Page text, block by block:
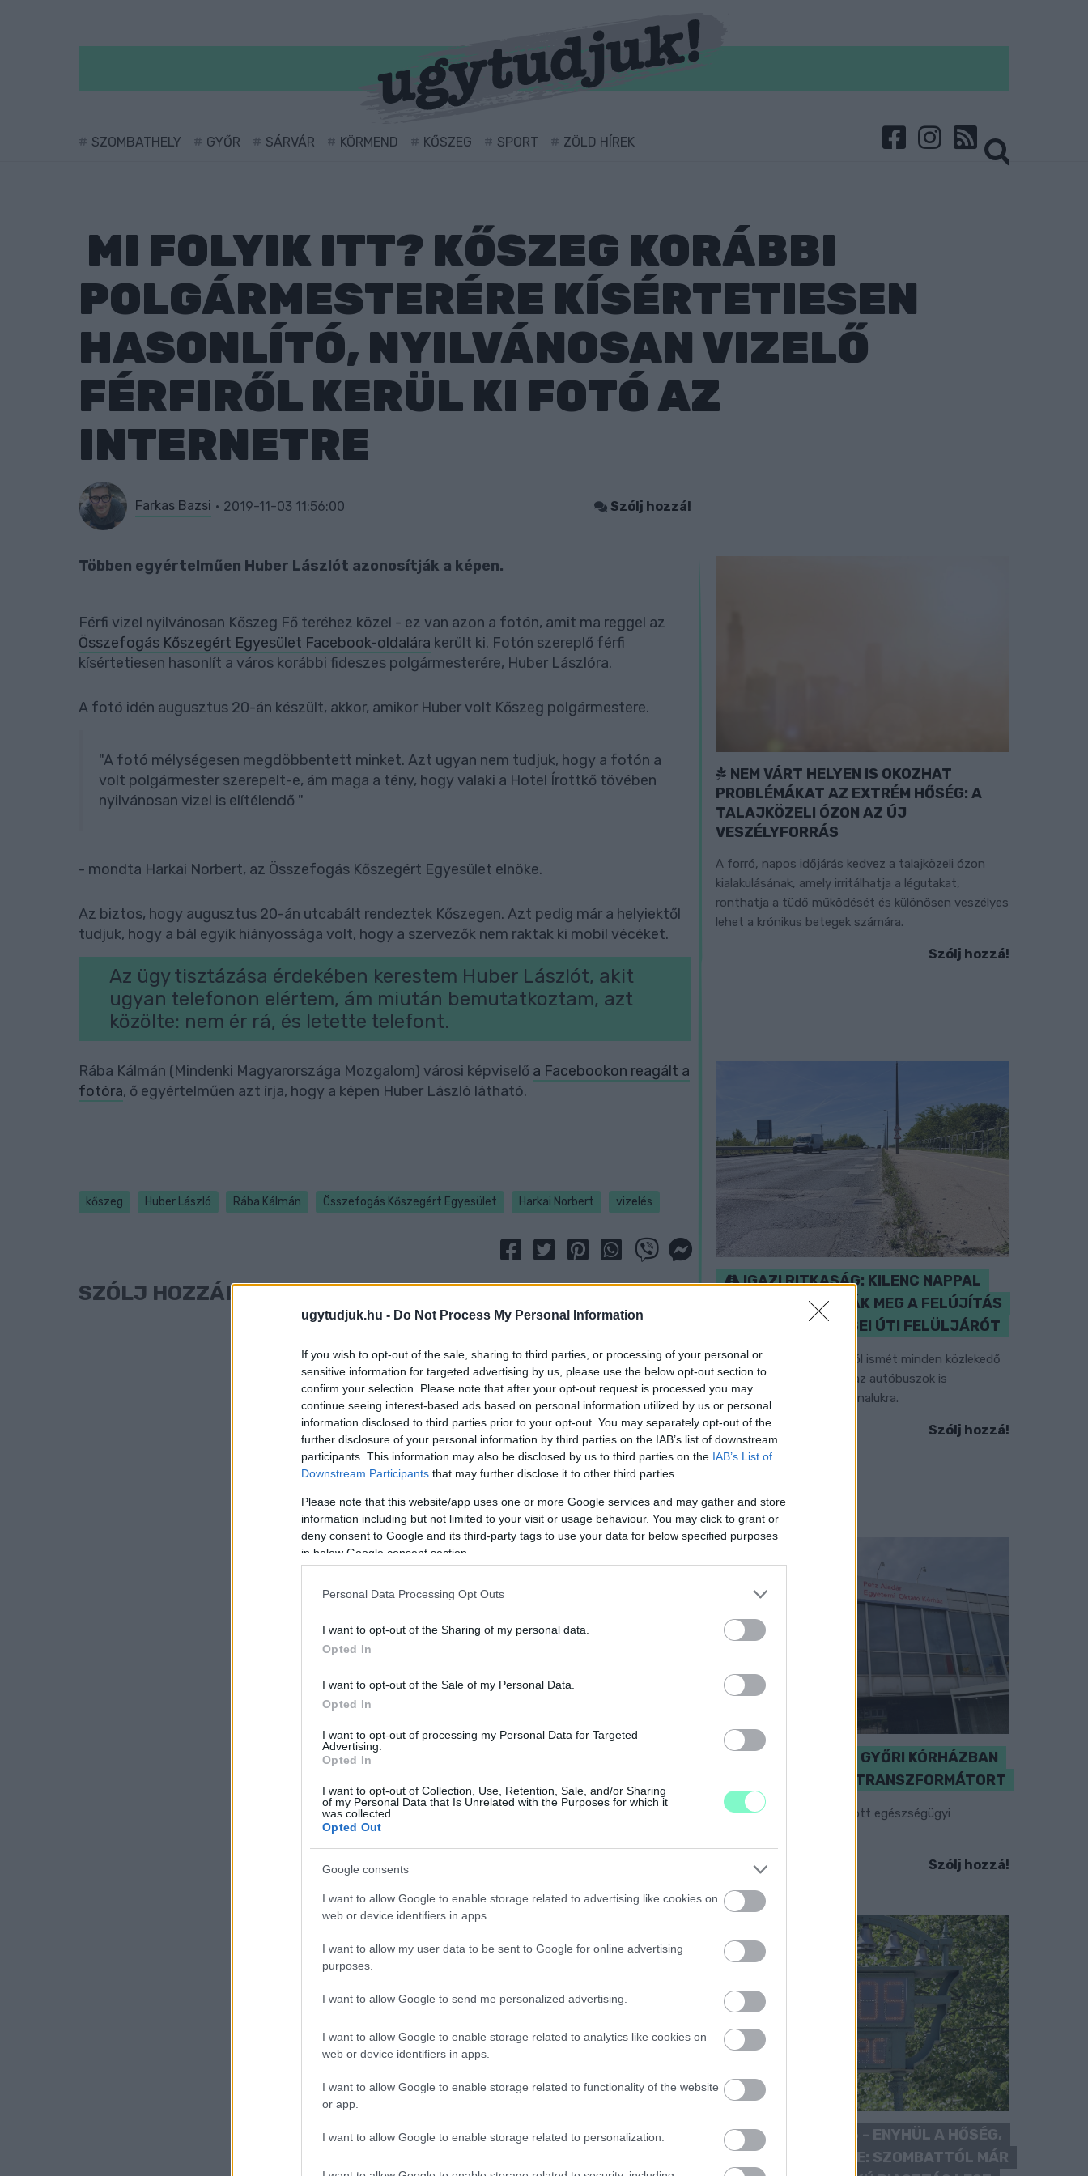
ugytudjuk.hu - Do Not Process My Personal Information
If you wish to opt-out of the sale, sharing to third parties, or processing of your personal or
sensitive information for targeted advertising by us, please use the below opt-out section to
confirm your selection. Please note that after your opt-out request is processed you may
continue seeing interest-based ads based on personal information utilized by us or personal
information disclosed to third parties prior to your opt-out. You may separately opt-out of the
further disclosure of your personal information by third parties on the IAB’s list of downstream
participants. This information may also be disclosed by us to third parties on the IAB’s List of
Downstream Participants that may further disclose it to other third parties.
Please note that this website/app uses one or more Google services and may gather and store
information including but not limited to your visit or usage behaviour. You may click to grant or
deny consent to Google and its third-party tags to use your data for below specified purposes
in below Google consent section.
Personal Data Processing Opt Outs
I want to opt-out of the Sharing of my personal data.
Opted In
I want to opt-out of the Sale of my Personal Data.
Opted In
I want to opt-out of processing my Personal Data for Targeted
Advertising.
Opted In
I want to opt-out of Collection, Use, Retention, Sale, and/or Sharing
of my Personal Data that Is Unrelated with the Purposes for which it
was collected.
Opted Out
Google consents
I want to allow Google to enable storage related to advertising like cookies on
web or device identifiers in apps.
I want to allow my user data to be sent to Google for online advertising
purposes.
I want to allow Google to send me personalized advertising.
I want to allow Google to enable storage related to analytics like cookies on
web or device identifiers in apps.
I want to allow Google to enable storage related to functionality of the website
or app.
I want to allow Google to enable storage related to personalization.
SZOMBATHELY GYŐR SÁRVÁR KÖRMEND KŐSZEG SPORT ZÖLD HÍREK
MI FOLYIK ITT? KŐSZEG KORÁBBI
POLGÁRMESTERÉRE KÍSÉRTETIESEN
HASONLÍTÓ, NYILVÁNOSAN VIZELŐ
FÉRFIRŐL KERÜL KI FOTÓ AZ
INTERNETRE
Farkas Bazsi 2019-11-03 11:56:00 Szólj hozzá!
Többen egyértelműen Huber Lászlót azonosítják a képen.
Férfi vizel nyilvánosan Kőszeg Fő teréhez közel - ez van azon a fotón, amit ma reggel az
Összefogás Kőszegért Egyesület Facebook-oldalára került ki. Fotón szereplő férfi
kísértetiesen hasonlít a város korábbi fideszes polgármesterére, Huber Lászlóra.
A fotó idén augusztus 20-án készült, akkor, amikor Huber volt Kőszeg polgármestere.
"A fotó mélységesen megdöbbentett minket. Azt ugyan nem tudjuk, hogy a fotón a
volt polgármester szerepelt-e, ám maga a tény, hogy valaki a Hotel Írottkő tövében
nyilvánosan vizel is elítélendő "
- mondta Harkai Norbert, az Összefogás Kőszegért Egyesület elnöke.
Az biztos, hogy augusztus 20-án utcabált rendeztek Kőszegen. Azt pedig már a helyiektől
tudjuk, hogy a bál egyik hiányossága volt, hogy a szervezők nem raktak ki mobil vécéket.
Az ügy tisztázása érdekében kerestem Huber Lászlót, akit
ugyan telefonon elértem, ám miután bemutatkoztam, azt
közölte: nem ér rá, és letette telefont.
Rába Kálmán (Mindenki Magyarországa Mozgalom) városi képviselő a Facebookon reagált a
fotóra, ő egyértelműen azt írja, hogy a képen Huber László látható.
kőszeg Huber László Rába Kálmán Összefogás Kőszegért Egyesület Harkai Norbert vizelés
SZÓLJ HOZZÁ!
NEM VÁRT HELYEN IS OKOZHAT
PROBLÉMÁKAT AZ EXTRÉM HŐSÉG: A
TALAJKÖZELI ÓZON AZ ÚJ
VESZÉLYFORRÁS
A forró, napos időjárás kedvez a talajközeli ózon
kialakulásának, amely irritálhatja a légutakat,
ronthatja a tüdő működését és különösen veszélyes
lehet a krónikus betegek számára.
Szólj hozzá!
IGAZI RITKASÁG: KILENC NAPPAL
KORÁBBAN NYITJÁK MEG A FELÚJÍTÁS
ALATT ÁLLÓ HECSEI ÚTI FELÜLJÁRÓT
Hétfőn hajnali négy órától ismét minden közlekedő
használhatja az átkelőt, az autóbuszok is
visszatérnek eredeti útvonalukra.
Szólj hozzá!
KICSERÉLTÉK A GYŐRI KÓRHÁZBAN
MEGHIBÁSODOTT TRANSZFORMÁTORT
Megkezdték az elhalasztott egészségügyi
Szólj hozzá!
KÁNIKULA 2026 - ENYHÜL A HŐSÉG,
DE MÉG NINCS VÉGE: SZOMBATTÓL MÁR